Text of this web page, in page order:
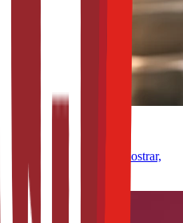
ahora debe demostrar,